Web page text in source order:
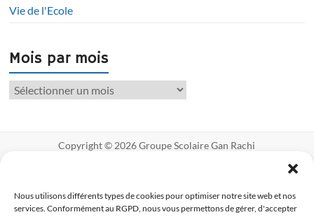
Nous utilisons différents types de cookies pour optimiser notre site web et nos
services. Conformément au RGPD, nous vous permettons de gérer, d'accepter
Vie de l'Ecole
Mois par mois
Copyright © 2026Groupe Scolaire Gan Rachi
Politique de